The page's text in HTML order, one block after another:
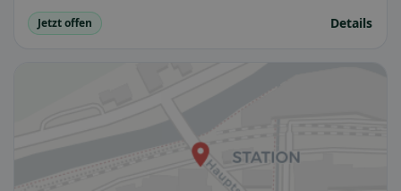
Jetzt offen Details